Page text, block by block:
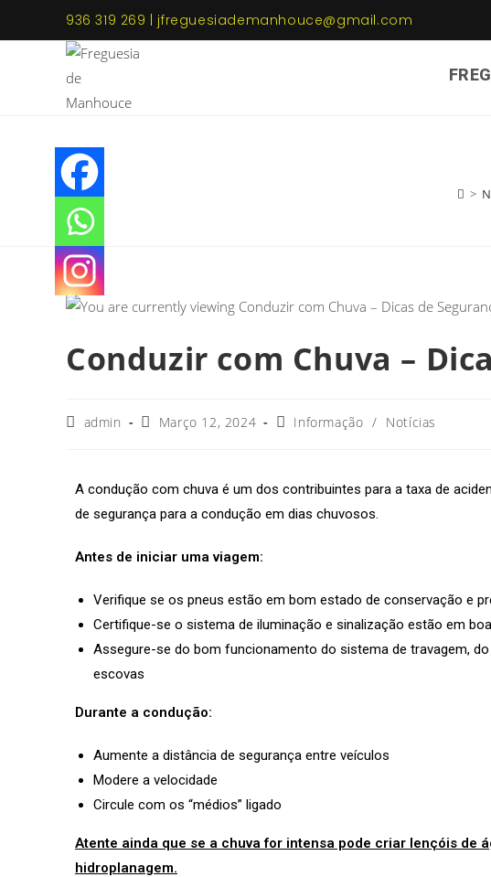
936 319 269 | jfreguesiademanhouce@gmail.com
>
Conduzir com Chuva –
admin Março 12, 2024 Informação / Notícias
A condução com chuva é um dos contribuintes para a taxa de
de segurança para a condução em dias chuvosos.
Antes de iniciar uma viagem:
Verifique se os pneus estão em bom estado de conservação e
Certifique-se o sistema de iluminação e sinalização estão em
Assegure-se do bom funcionamento do sistema de travagem,
escovas
Durante a condução:
Aumente a distância de segurança entre veículos
Modere a velocidade
Circule com os “médios” ligado
Atente ainda que se a chuva for intensa pode criar lençóis de
hidroplanagem.